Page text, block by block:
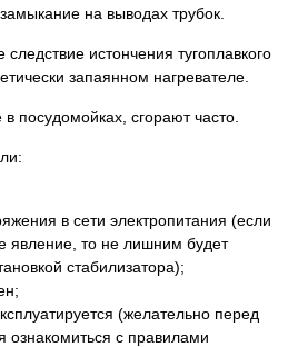
на выводах трубок.
истончения тугоплавкого
запаянном нагревателе.
сгорают часто.
в сети электропитания (если
явление, то не лишним будет
стабилизатора);
(желательно перед
ознакомиться с правилами